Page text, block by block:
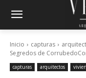
Inicio capturas
Segredos de
capturas arquitectos